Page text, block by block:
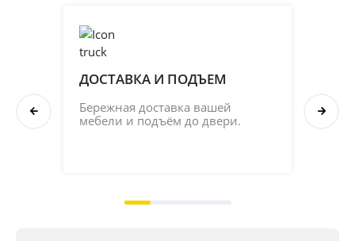
ДОСТАВКА И ПОДЪЕМ
Бережная доставка вашей
мебели и подъём до двери.